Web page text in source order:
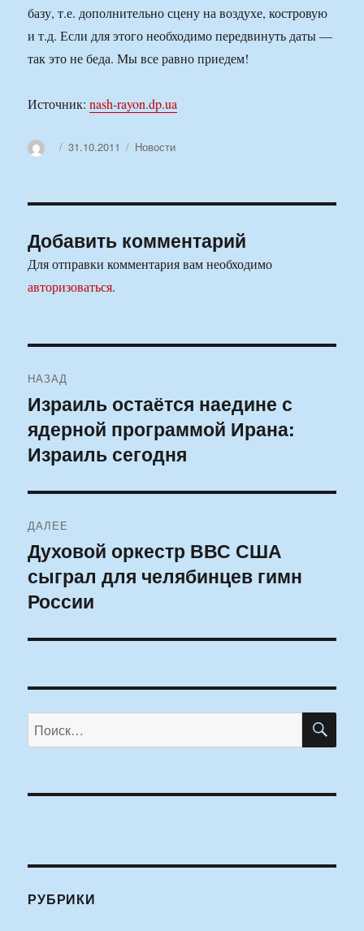
базу, т.е. дополнительно сцену на воздухе, костровую
и т.д. Если для этого необходимо передвинуть даты —
так это не беда. Мы все равно приедем!
Источник:nash-rayon.dp.ua
АвторОпубликовано
31.10.2011 Рубрики
Новости
Добавить комментарий
Для отправки комментария вам необходимо
авторизоваться.
по
записям
НАЗАД
Предыдущая
запись:
Израиль остаётся наедине с
ядерной программой Ирана:
Израиль сегодня
ДАЛЕЕ
Следующая
запись:
Духовой оркестр ВВС США
сыграл для челябинцев гимн
России
Искать:
РУБРИКИ